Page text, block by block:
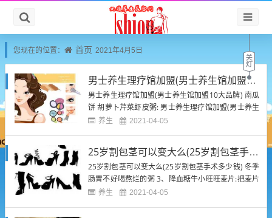
您现在的位置： 首页 2021年4月5日
男士养生理疗馆加盟(男士养生馆加盟10大品牌)
男士养生理疗馆加盟(男士养生馆加盟10大品牌) 南瓜
饼 胡萝卜芹菜虾皮粥: 男士养生理疗馆加盟(男士养生
馆加盟10大品牌) 众所周知,走到大街上,只要有卖粥的
吃,而且有营养的早餐是何? 如果想要提升...
养生 2021-04-05
25岁割包茎可以变大么(25岁割包茎手术多少钱)
25岁割包茎可以变大么(25岁割包茎手术多少钱) 冬季
肠胃不好喝熬烂的粥 3、降血糖牛小旺旺麦片:把麦片
先用开水冲好,再加入牛小旺旺.这一搭配比较适合血糖
养生 2021-04-05